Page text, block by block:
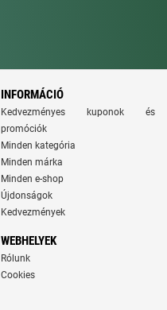
INFORMÁCIÓ
Kedvezményes kuponok és
promóciók
Minden kategória
Minden márka
Minden e-shop
Újdonságok
Kedvezmények
WEBHELYEK
Rólunk
Cookies